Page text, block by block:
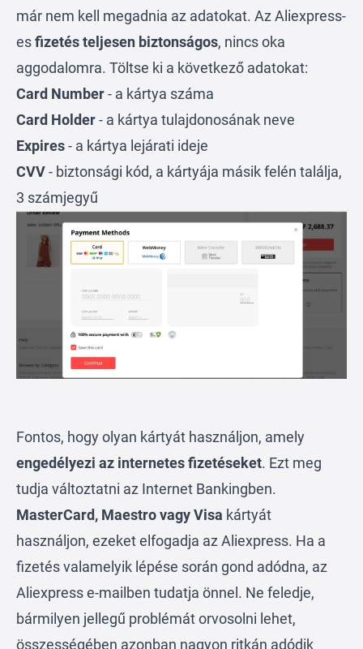
már nem kell megadnia az adatokat. Az Aliexpress-
esfizetés teljesen biztonságos, nincs oka
aggodalomra. Töltse ki a következő adatokat:
Card Number- a kártya száma
Card Holder- a kártya tulajdonosának neve
Expires- a kártya lejárati ideje
CVV- biztonsági kód, a kártyája másik felén találja,
3 számjegyű
Fontos, hogy olyan kártyát használjon, amely
engedélyezi az internetes fizetéseket. Ezt meg
tudja változtatni az Internet Bankingben.
MasterCard, Maestro vagy Visa kártyát
használjon, ezeket elfogadja az Aliexpress. Ha a
fizetés valamelyik lépése során gond adódna, az
Aliexpress e-mailben tudatja önnel. Ne feledje,
bármilyen jellegű problémát orvosolni lehet,
összességében azonban nagyon ritkán adódik